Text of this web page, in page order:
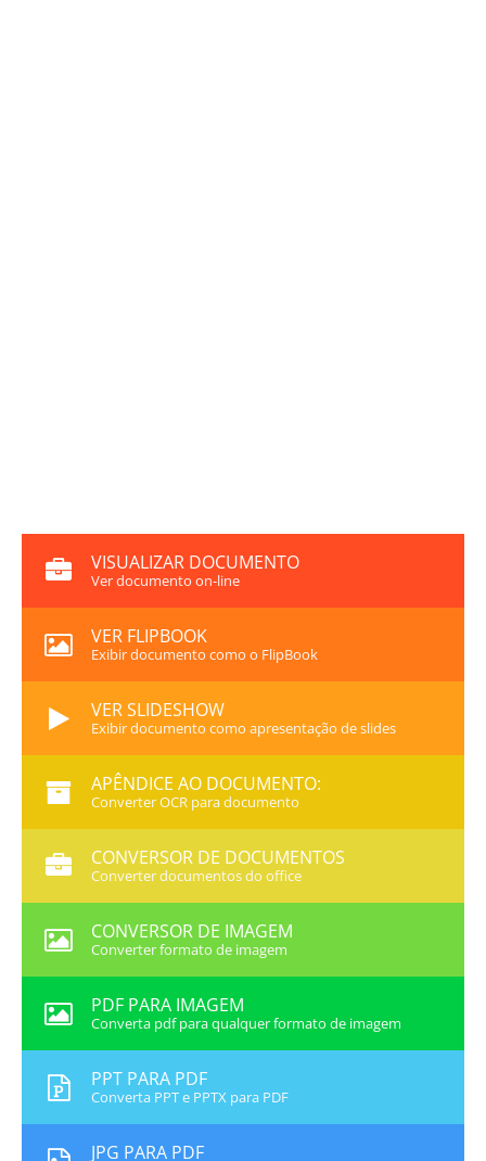
VISUALIZAR DOCUMENTO
Ver documento on-line
VER FLIPBOOK
Exibir documento como o FlipBook
VER SLIDESHOW
Exibir documento como apresentação de slides
APÊNDICE AO DOCUMENTO:
Converter OCR para documento
CONVERSOR DE DOCUMENTOS
Converter documentos do office
CONVERSOR DE IMAGEM
Converter formato de imagem
PDF PARA IMAGEM
Converta pdf para qualquer formato de imagem
PPT PARA PDF
Converta PPT e PPTX para PDF
JPG PARA PDF